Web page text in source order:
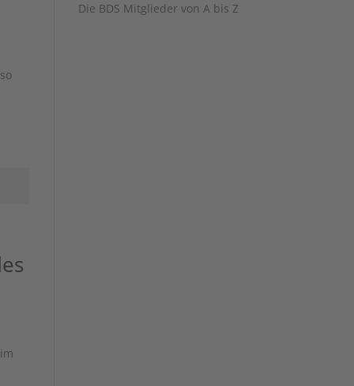
Die BDS Mitglieder von A bis Z